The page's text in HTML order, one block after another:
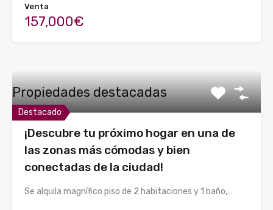
Venta
157,000€
Propiedades destacadas
Destacado
¡Descubre tu próximo hogar en una de
las zonas más cómodas y bien
conectadas de la ciudad!
Se alquila magnífico piso de 2 habitaciones y 1 baño,…